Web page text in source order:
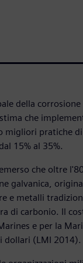
della corrosione
che
migliori pratiche di
15% al 35%.
che oltre
galvanica,
e metalli
di carbonio. Il
e per la
dollari (LMI 2014).